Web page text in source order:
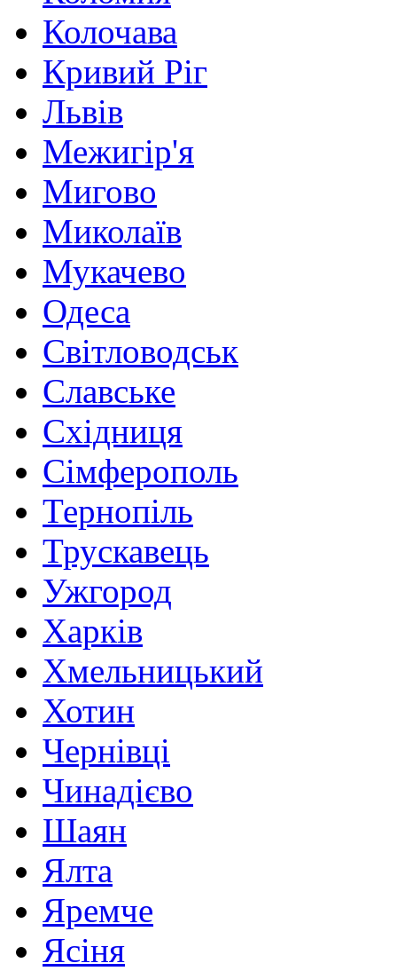
Колочава
Кривий Ріг
Львів
Межигір'я
Мигово
Миколаїв
Мукачево
Одеса
Світловодськ
Славське
Східниця
Сімферополь
Тернопіль
Трускавець
Ужгород
Харків
Хмельницький
Хотин
Чернівці
Чинадієво
Шаян
Ялта
Яремче
Ясіня